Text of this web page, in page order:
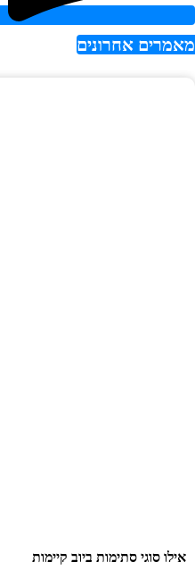
אחרונים
אילו סוגי סתימות ביוב קיימות